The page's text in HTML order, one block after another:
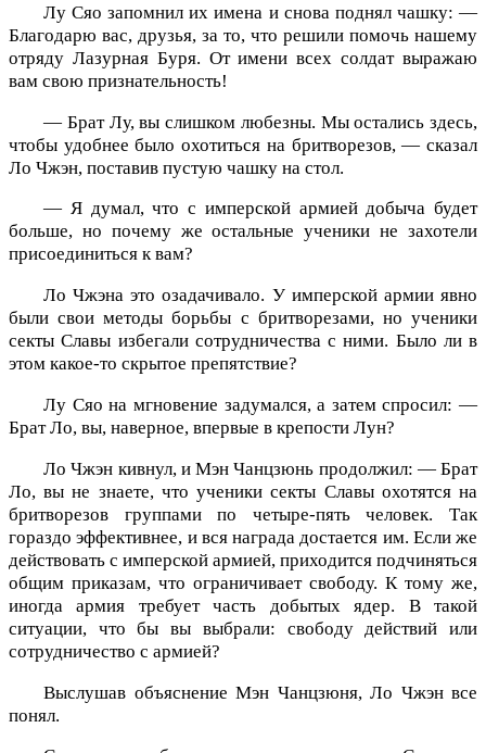
Лу Сяо запомнил их имена и снова поднял чашку: —
Благодарю вас, друзья, за то, что решили помочь нашему
отряду Лазурная Буря. От имени всех солдат выражаю
вам свою признательность!
— Брат Лу, вы слишком любезны. Мы остались здесь,
чтобы удобнее было охотиться на бритворезов, — сказал
Ло Чжэн, поставив пустую чашку на стол.
— Я думал, что с имперской армией добыча будет
больше, но почему же остальные ученики не захотели
присоединиться к вам?
Ло Чжэна это озадачивало. У имперской армии явно
были свои методы борьбы с бритворезами, но ученики
секты Славы избегали сотрудничества с ними. Было ли в
этом какое-то скрытое препятствие?
Лу Сяо на мгновение задумался, а затем спросил: —
Брат Ло, вы, наверное, впервые в крепости Лун?
Ло Чжэн кивнул, и Мэн Чанцзюнь продолжил: — Брат
Ло, вы не знаете, что ученики секты Славы охотятся на
бритворезов группами по четыре-пять человек. Так
гораздо эффективнее, и вся награда достается им. Если же
действовать с имперской армией, приходится подчиняться
общим приказам, что ограничивает свободу. К тому же,
иногда армия требует часть добытых ядер. В такой
ситуации, что бы вы выбрали: свободу действий или
сотрудничество с армией?
Выслушав объяснение Мэн Чанцзюня, Ло Чжэн все
понял.